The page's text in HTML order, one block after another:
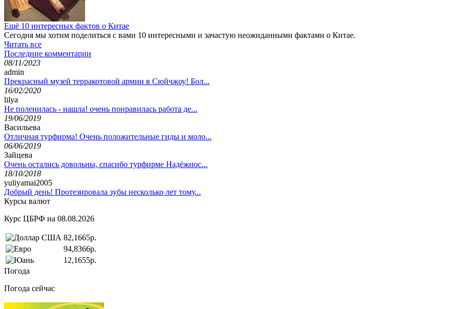
Ещё 10 интересных фактов о Китае
Сегодня мы хотим поделиться с вами 10 интересными и зачастую неожиданными фактами о Китае.
Читать все
Последние комментарии
08/11/2023
admin
Прекрасный музей терракотовой армии в Сюйчжоу! Бол...
16/02/2020
lilya
Не поленилась - нашла! очень понравилась работа де...
19/06/2019
Васильева
Отличная турфирма! Очень положительные гиды и моло...
06/06/2019
Зайцева
Очень остались довольны, спасибо турфирме Надёжнос...
18/10/2018
yuliyamai2005
Добрый день! Протезировала зубы несколько лет тому...
Курсы валют
Курс ЦБРФ на 08.08.2026
82,1665р.
94,8366р.
12,1655р.
Погода
Погода сейчас